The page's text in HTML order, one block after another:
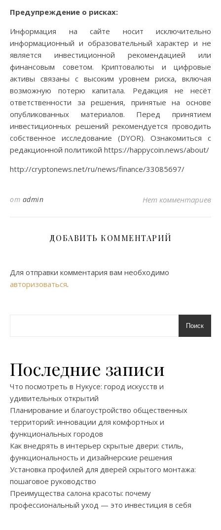
Предупреждение о рисках:
Информация на сайте носит исключительно
информационный и образовательный характер и не
является инвестиционной рекомендацией или
финансовым советом. Криптовалюты и цифровые
активы связаны с высоким уровнем риска, включая
возможную потерю капитала. Редакция не несёт
ответственности за решения, принятые на основе
опубликованных материалов. Перед принятием
инвестиционных решений рекомендуется проводить
собственное исследование (DYOR). Ознакомиться с
редакционной политикой https://happycoin.news/about/
http://cryptonews.net/ru/news/finance/33085697/
от admin Нет комментариев
ДОБАВИТЬ КОММЕНТАРИЙ
Для отправки комментария вам необходимо
авторизоваться.
Поиск
Последние записи
Что посмотреть в Нукусе: город искусств и
удивительных открытий
Планирование и благоустройство общественных
территорий: инновации для комфортных и
функциональных городов
Как внедрять в интерьер скрытые двери: стиль,
функциональность и дизайнерские решения
Установка профилей для дверей скрытого монтажа:
пошаговое руководство
Преимущества салона красоты: почему
профессиональный уход — это инвестиция в себя